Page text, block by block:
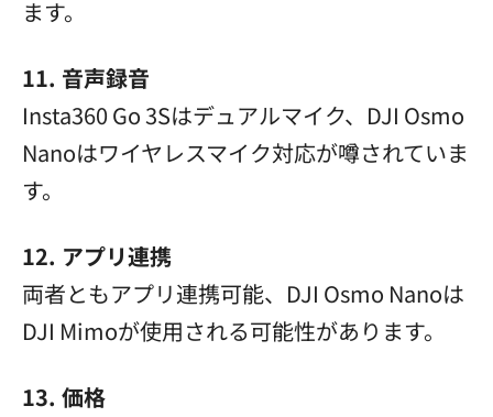
ます。
11. 音声録音
Insta360 Go 3Sはデュアルマイク、DJI Osmo
Nanoはワイヤレスマイク対応が噂されていま
す。
12. アプリ連携
両者ともアプリ連携可能、DJI Osmo Nanoは
DJI Mimoが使用される可能性があります。
13. 価格